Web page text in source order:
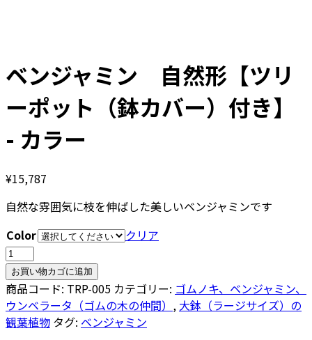
ベンジャミン 自然形【ツリ
ーポット（鉢カバー）付き】
- カラー
¥15,787
自然な雰囲気に枝を伸ばした美しいベンジャミンです
Color
クリア
ベ
ン
ジ
ャ
ミ
お買い物カゴに追加
商品コード: TRP-005 カテゴリー: ゴムノキ、ベンジャミン、
ウンベラータ（ゴムの木の仲間） , 大鉢（ラージサイズ）の
観葉植物 タグ: ベンジャミン